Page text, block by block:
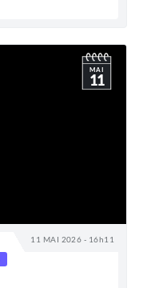
11 MAI 2026 - 16h11
MAI
11